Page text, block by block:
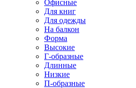
Офисные
Для книг
Для одежды
На балкон
Форма
Высокие
Г-образные
Длинные
Низкие
П-образные